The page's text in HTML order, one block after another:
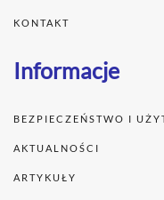
KONTAKT
Informacje
BEZPIECZEŃSTWO I
AKTUALNOŚCI
ARTYKUŁY